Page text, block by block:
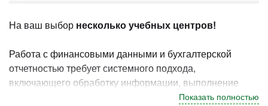
На ваш выбор несколько учебных центров!
Работа с финансовыми данными и бухгалтерской
отчетностью требует системного подхода,
включающего обработку информации, выполнение
расчетов и использование инструментовПоказать полностью